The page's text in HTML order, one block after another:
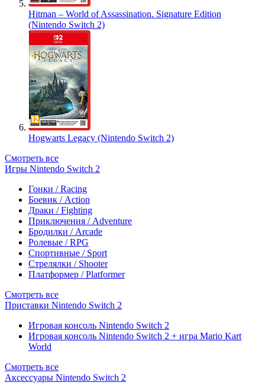
Hitman – World of Assassination. Signature Edition
(Nintendo Switch 2)
Hogwarts Legacy (Nintendo Switch 2)
Смотреть все
Игры Nintendo Switch 2
Гонки / Racing
Боевик / Action
Драки / Fighting
Приключения / Adventure
Бродилки / Arcade
Ролевые / RPG
Спортивные / Sport
Стрелялки / Shooter
Платформер / Platformer
Смотреть все
Приставки Nintendo Switch 2
Игровая консоль Nintendo Switch 2
Игровая консоль Nintendo Switch 2 + игра Mario Kart
World
Смотреть все
Аксессуары Nintendo Switch 2